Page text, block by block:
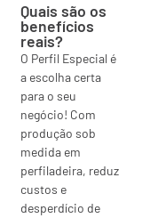
Quais são os
benefícios
reais?
O Perfil Especial é
a escolha certa
para o seu
negócio! Com
produção sob
medida em
perfiladeira, reduz
custos e
desperdício de